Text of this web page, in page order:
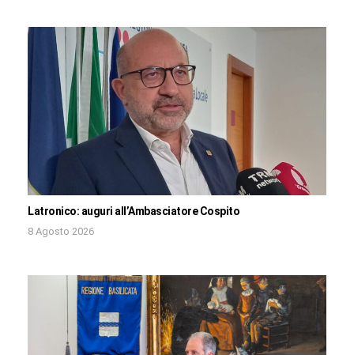
Latronico: auguri all’Ambasciatore Cospito
8 Agosto 2026